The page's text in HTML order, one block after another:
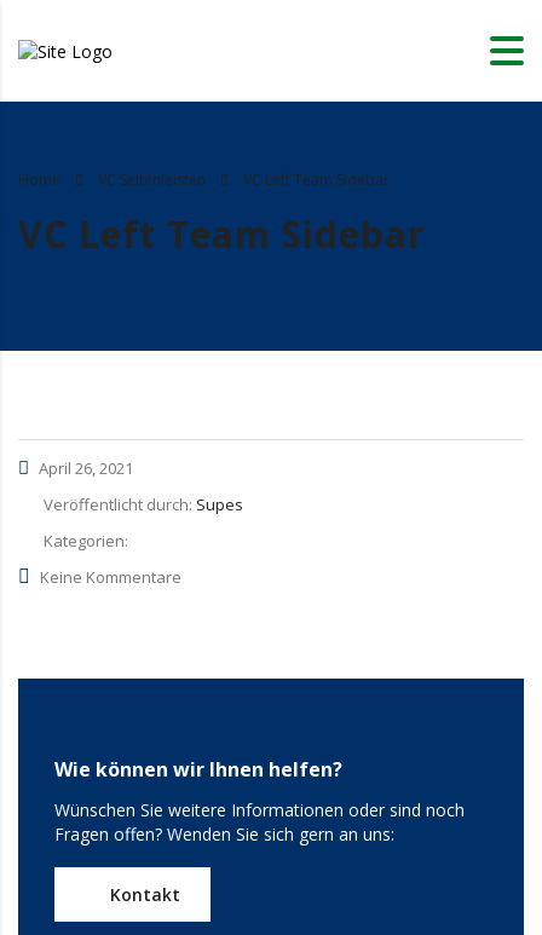
Home VC Seitenleisten VC Left Team Sidebar
VC Left Team Sidebar
April 26, 2021
Veröffentlicht durch: Supes
Kategorien:
Keine Kommentare
Wie können wir Ihnen helfen?
Wünschen Sie weitere Informationen oder sind noch
Fragen offen? Wenden Sie sich gern an uns:
Kontakt